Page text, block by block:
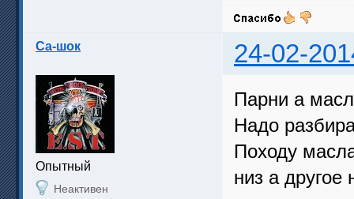
Са-шок 24-02-
Опытный
Неактивен
Парни а
Надо
Походу
низ а